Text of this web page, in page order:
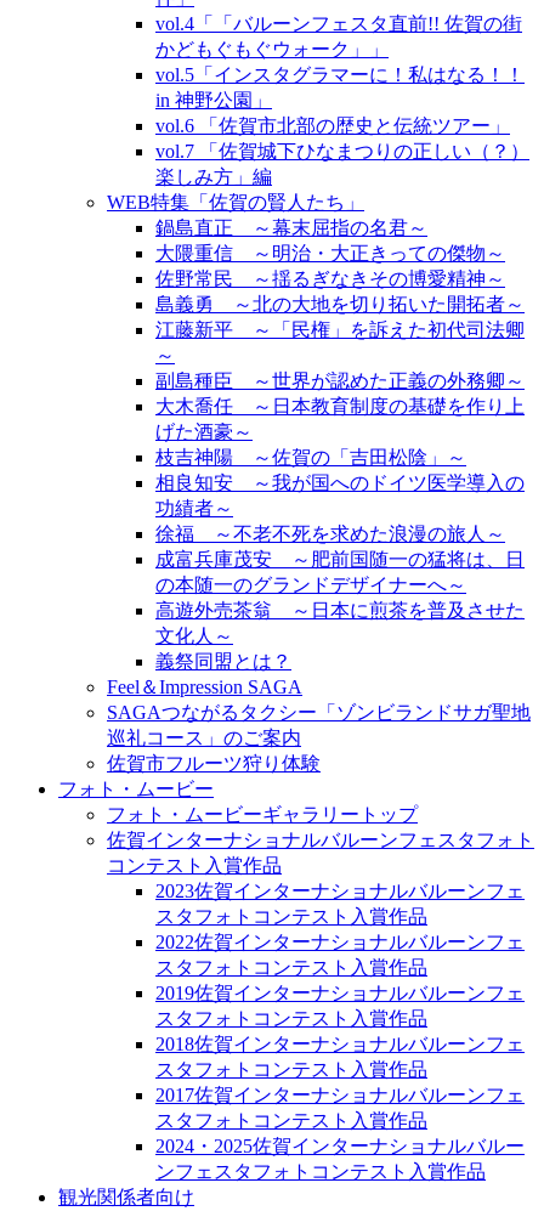
vol.4「「バルーンフェスタ直前!! 佐賀の街
かどもぐもぐウォーク」」
vol.5「インスタグラマーに！私はなる！！
in 神野公園」
vol.6 「佐賀市北部の歴史と伝統ツアー」
vol.7 「佐賀城下ひなまつりの正しい（？）
楽しみ方」編
WEB特集「佐賀の賢人たち」
鍋島直正 ～幕末屈指の名君～
大隈重信 ～明治・大正きっての傑物～
佐野常民 ～揺るぎなきその博愛精神～
島義勇 ～北の大地を切り拓いた開拓者～
江藤新平 ～「民権」を訴えた初代司法卿
～
副島種臣 ～世界が認めた正義の外務卿～
大木喬任 ～日本教育制度の基礎を作り上
げた酒豪～
枝吉神陽 ～佐賀の「吉田松陰」～
相良知安 ～我が国へのドイツ医学導入の
功績者～
徐福 ～不老不死を求めた浪漫の旅人～
成富兵庫茂安 ～肥前国随一の猛将は、日
の本随一のグランドデザイナーへ～
高遊外売茶翁 ～日本に煎茶を普及させた
文化人～
義祭同盟とは？
Feel＆Impression SAGA
SAGAつながるタクシー「ゾンビランドサガ聖地
巡礼コース」のご案内
佐賀市フルーツ狩り体験
フォト・ムービー
フォト・ムービーギャラリートップ
佐賀インターナショナルバルーンフェスタフォト
コンテスト入賞作品
2023佐賀インターナショナルバルーンフェ
スタフォトコンテスト入賞作品
2022佐賀インターナショナルバルーンフェ
スタフォトコンテスト入賞作品
2019佐賀インターナショナルバルーンフェ
スタフォトコンテスト入賞作品
2018佐賀インターナショナルバルーンフェ
スタフォトコンテスト入賞作品
2017佐賀インターナショナルバルーンフェ
スタフォトコンテスト入賞作品
2024・2025佐賀インターナショナルバルー
ンフェスタフォトコンテスト入賞作品
観光関係者向け